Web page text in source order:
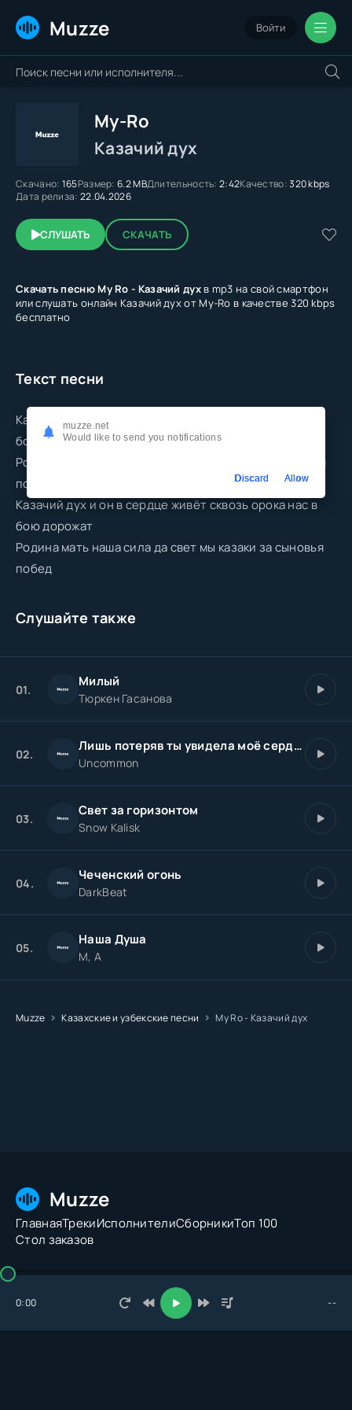
Muzze Войти
My-Ro
Казачий дух
Скачано: 165Размер: 6.2 MBДлительность: 2:42Качество:320 kbps
Дата релиза: 22.04.2026
СЛУШАТЬ СКАЧАТЬ
Скачать песню My Ro - Казачий духв mp3 на свой смартфон
или слушать онлайн Казачий дух от My-Ro в качестве 320 kbps
бесплатно
Текст песни
Казачий дух и он в сердце живёт сквозь орока нас в
бою дорожат
Родина-мать наша сила да свет мы казаки за сыновья
побед
Казачий дух и он в сердце живёт сквозь орока нас в
бою дорожат
Родина мать наша сила да свет мы казаки за сыновья
побед
Слушайте также
01. Милый
Тюркен Гасанова
02. Лишь потеряв ты увидела моё сердце
Uncommon
03. Свет за горизонтом
Snow Kalisk
04. Чеченский огонь
DarkBeat
05. Наша Душа
M, A
Muzze Казахские и узбекские песни My Ro - Казачий дух
Muzze
ГлавнаяТрекиИсполнителиСборникиТоп 100
Стол заказов
© 2026 Muzze.net. Все права защищены. Администрация:
admin@muzze.net
0:00 --
muzze.net
Would like to send you notifications
Discard Allow